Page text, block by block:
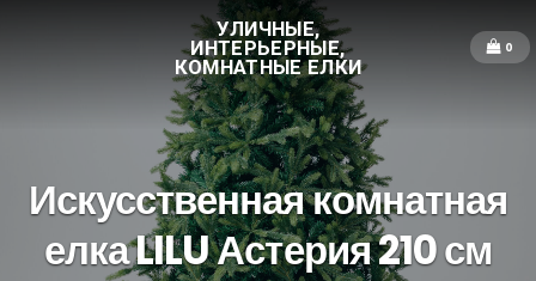
УЛИЧНЫЕ,
ИНТЕРЬЕРНЫЕ,
КОМНАТНЫЕ ЕЛКИ
0
Искусственная комнатная
елка LILU Астерия 210 см